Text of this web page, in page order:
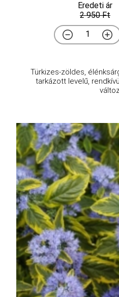
Eredeti ár
2 950 Ft
Türkizes-zöldes,
tarkázott levelű,